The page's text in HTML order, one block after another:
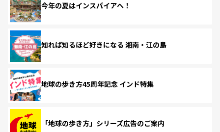
今年の夏はインスパイアへ！
知れば知るほど好きになる 湘南・江の島
地球の歩き方45周年記念 インド特集
「地球の歩き方」シリーズ広告のご案内